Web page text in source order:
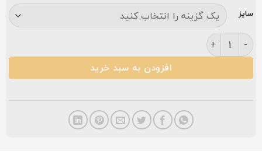
سایز
فرش کاشان آیناز نقره ای طلاکوب گلبرجسته ۱۲۰۰شانه عدد
افزودن به سبد خرید